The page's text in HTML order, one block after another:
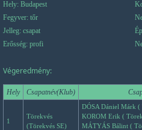
Hely: Budapest
Fegyver: tőr
Jelleg: csapat
Erősség: profi
Végeredmény:
Hely Csapatnév(Klub)
1
Törekvés
(Törekvés SE)
DÓSA Dániel Márk (
KOROM Erik (
MÁTYÁS Bálint (